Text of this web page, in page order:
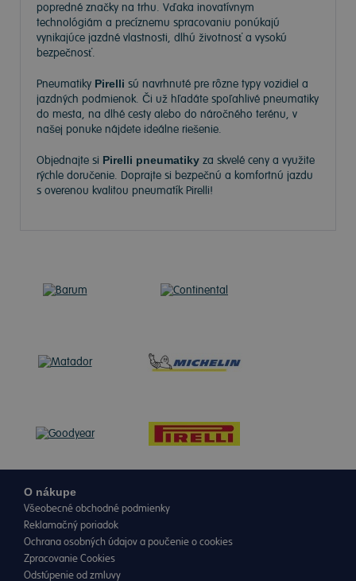
popredné značky na trhu. Vďaka inovatívnym
technológiám a precíznemu spracovaniu ponúkajú
vynikajúce jazdné vlastnosti, dlhú životnosť a vysokú
bezpečnosť.
Pneumatiky Pirelli sú navrhnuté pre rôzne typy vozidiel a
jazdných podmienok. Či už hľadáte spoľahlivé pneumatiky
do mesta, na dlhé cesty alebo do náročného terénu, v
našej ponuke nájdete ideálne riešenie.
Objednajte si Pirelli pneumatiky za skvelé ceny a využite
rýchle doručenie. Doprajte si bezpečnú a komfortnú jazdu
s overenou kvalitou pneumatík Pirelli!
O nákupe
Všeobecné obchodné podmienky
Reklamačný poriadok
Ochrana osobných údajov a poučenie o cookies
Zpracovanie Cookies
Odstúpenie od zmluvy